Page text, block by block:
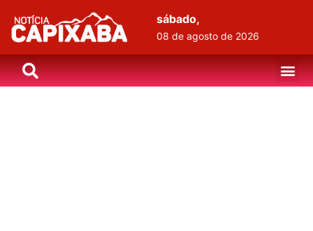
sábado,
08 de agosto de 2026